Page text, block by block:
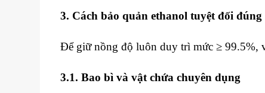
3. Cách bảo quản ethanol tuyệt đối
Để giữ nồng độ luôn duy trì mức ≥ 99.5%,
3.1. Bao bì và vật chứa chuyên dụng